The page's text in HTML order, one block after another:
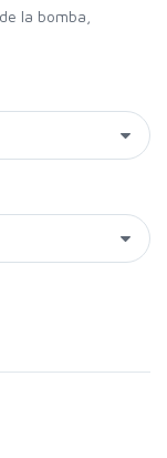
la bomba,